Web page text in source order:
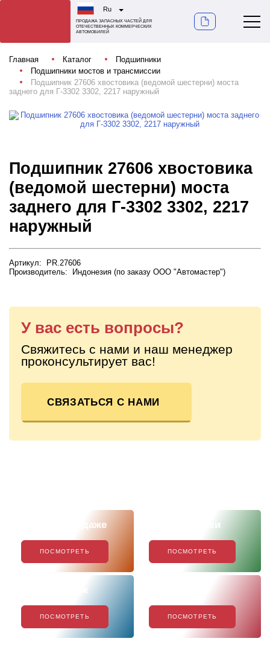
Ru
ПРОДАЖА ЗАПАСНЫХ ЧАСТЕЙ ДЛЯ
ОТЕЧЕСТВЕННЫХ КОММЕРЧЕСКИХ
АВТОМОБИЛЕЙ
Главная Каталог
Подшипники
Подшипники мостов и трансмиссии
Подшипник 27606 хвостовика (ведомой шестерни) моста
заднего для Г-3302 3302, 2217 наружный
Подшипник 27606 хвостовика
(ведомой шестерни) моста
заднего для Г-3302 3302, 2217
наружный
Артикул: PR.27606
Производитель: Индонезия (по заказу ООО "Автомастер")
У вас есть вопросы?
Свяжитесь с нами и наш менеджер
проконсультирует вас!
СВЯЗАТЬСЯ С НАМИ
Скоро в продаже
ПОСМОТРЕТЬ
Наши новинки
ПОСМОТРЕТЬ
ПОСМОТРЕТЬ ПОСМОТРЕТЬ